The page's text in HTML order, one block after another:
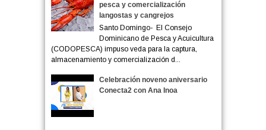
pesca y comercialización
langostas y cangrejos
Santo Domingo- El Consejo
Dominicano de Pesca y Acuicultura
(CODOPESCA) impuso veda para la captura,
almacenamiento y comercialización d...
Celebración noveno aniversario
Conecta2 con Ana Inoa